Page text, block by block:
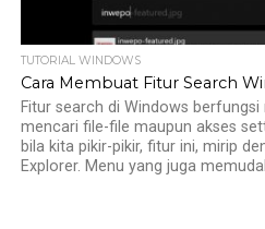
TUTORIAL WINDOWS
Cara Membuat Fitur Search
Fitur search di Windows
mencari file-file maupun akses
bila kita pikir-pikir, fitur ini, mirip
Explorer. Menu yang juga